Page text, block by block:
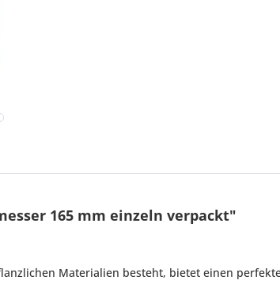
165 mm einzeln verpackt"
Materialien besteht, bietet einen